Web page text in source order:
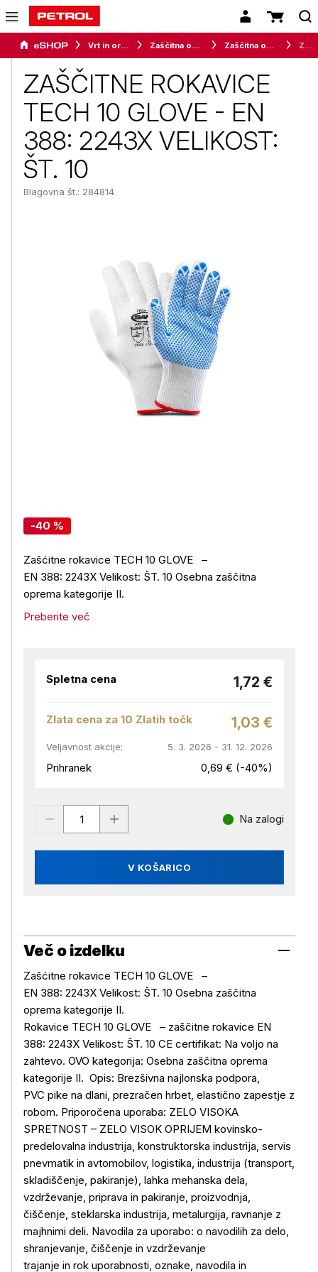
Vrt in orodje Zaščitna oprema Zaščitna oblačila
ZAŠČITNE ROKAVICE
TECH 10 GLOVE - EN
388: 2243X VELIKOST:
ŠT. 10
Blagovna št.: 284814
-40 %
Zašćitne rokavice TECH 10 GLOVE –
EN 388: 2243X Velikost: ŠT. 10 Osebna zaščitna
oprema kategorije II.
Preberite več
Spletna cena 1,72 €
Zlata cena za 10 Zlatih točk 1,03 €
Veljavnost akcije: 5. 3. 2026 - 31. 12. 2026
Prihranek 0,69 € (-40%)
V KOŠARICO
Na zalogi
Več o izdelku
Več o izdelku
Zašćitne rokavice TECH 10 GLOVE –
EN 388: 2243X Velikost: ŠT. 10 Osebna zaščitna
oprema kategorije II.
Rokavice TECH 10 GLOVE – zaščitne rokavice EN
388: 2243X Velikost: ŠT. 10 CE certifikat: Na voljo na
zahtevo. OVO kategorija: Osebna zaščitna oprema
kategorije II. Opis: Brezšivna najlonska podpora,
PVC pike na dlani, prezračen hrbet, elastično zapestje z
robom. Priporočena uporaba: ZELO VISOKA
SPRETNOST – ZELO VISOK OPRIJEM kovinsko-
predelovalna industrija, konstruktorska industrija, servis
pnevmatik in avtomobilov, logistika, industrija (transport,
skladiščenje, pakiranje), lahka mehanska dela,
vzdrževanje, priprava in pakiranje, proizvodnja,
čiščenje, steklarska industrija, metalurgija, ravnanje z
majhnimi deli. Navodila za uporabo: o navodilih za delo,
shranjevanje, čiščenje in vzdrževanje
trajanje in rok uporabnosti, oznake, navodila in